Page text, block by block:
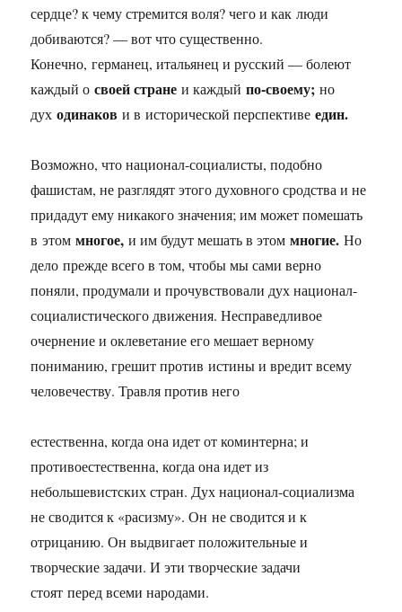
сердце? к чему стремится воля? чего и как люди
добиваются? — вот что существенно.
Конечно, германец, итальянец и русский — болеют
каждый освоей странеи каждыйпо-своему;но
духодинакови в исторической перспективеедин.
Возможно, что национал-социалисты, подобно
фашистам, не разглядят этого духовного сродства и не
придадут ему никакого значения; им может помешать
в этоммногое,и им будут мешать в этоммногие.Но
дело прежде всего в том, чтобы мы сами верно
поняли, продумали и прочувствовали дух национал-
социалистического движения. Несправедливое
очернение и оклеветание его мешает верному
пониманию, грешит против истины и вредит всему
человечеству. Травля против него
естественна, когда она идет от коминтерна; и
противоестественна, когда она идет из
небольшевистских стран. Дух национал-социализма
не сводится к «расизму». Он не сводится и к
отрицанию. Он выдвигает положительные и
творческие задачи. И эти творческие задачи
стоят перед всеми народами.